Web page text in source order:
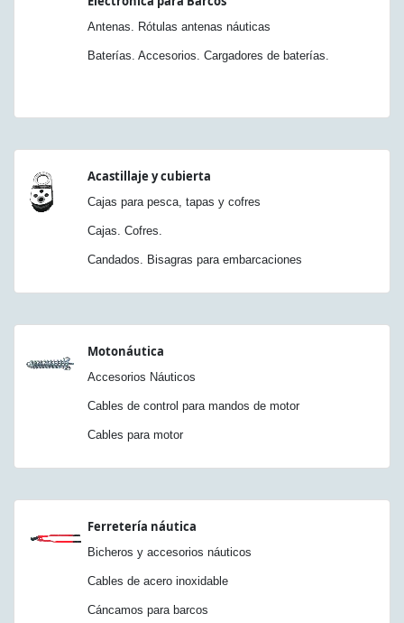
Antenas. Rótulas antenas náuticas
Baterías. Accesorios. Cargadores de baterías.
Acastillaje y cubierta
Cajas para pesca, tapas y cofres
Cajas. Cofres.
Candados. Bisagras para embarcaciones
Motonáutica
Accesorios Náuticos
Cables de control para mandos de motor
Cables para motor
Ferretería náutica
Bicheros y accesorios náuticos
Cables de acero inoxidable
Cáncamos para barcos